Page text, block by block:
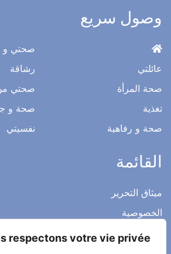
respectons votre vie privée.
وصول سريع
عائلتي
صحة المرأة
تغذية
صحة و رفاهية
صحتي و
رشاقة
صحتي
صحة و
نفسيتي
القائمة
ميثاق التحرير
الخصوصية
الاشعار القانوني